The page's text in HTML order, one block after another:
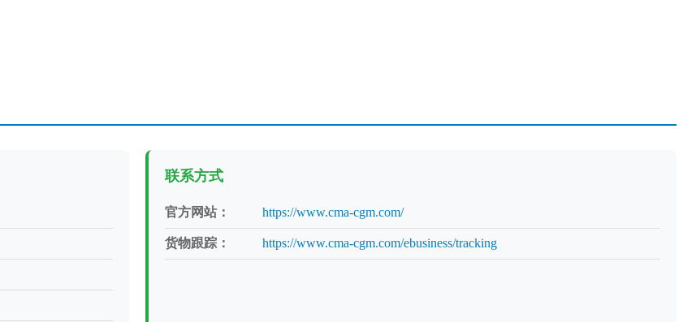
联系方式
官方网站： https://www.cma-cgm.com/
货物跟踪： https://www.cma-cgm.com/ebusiness/tracking